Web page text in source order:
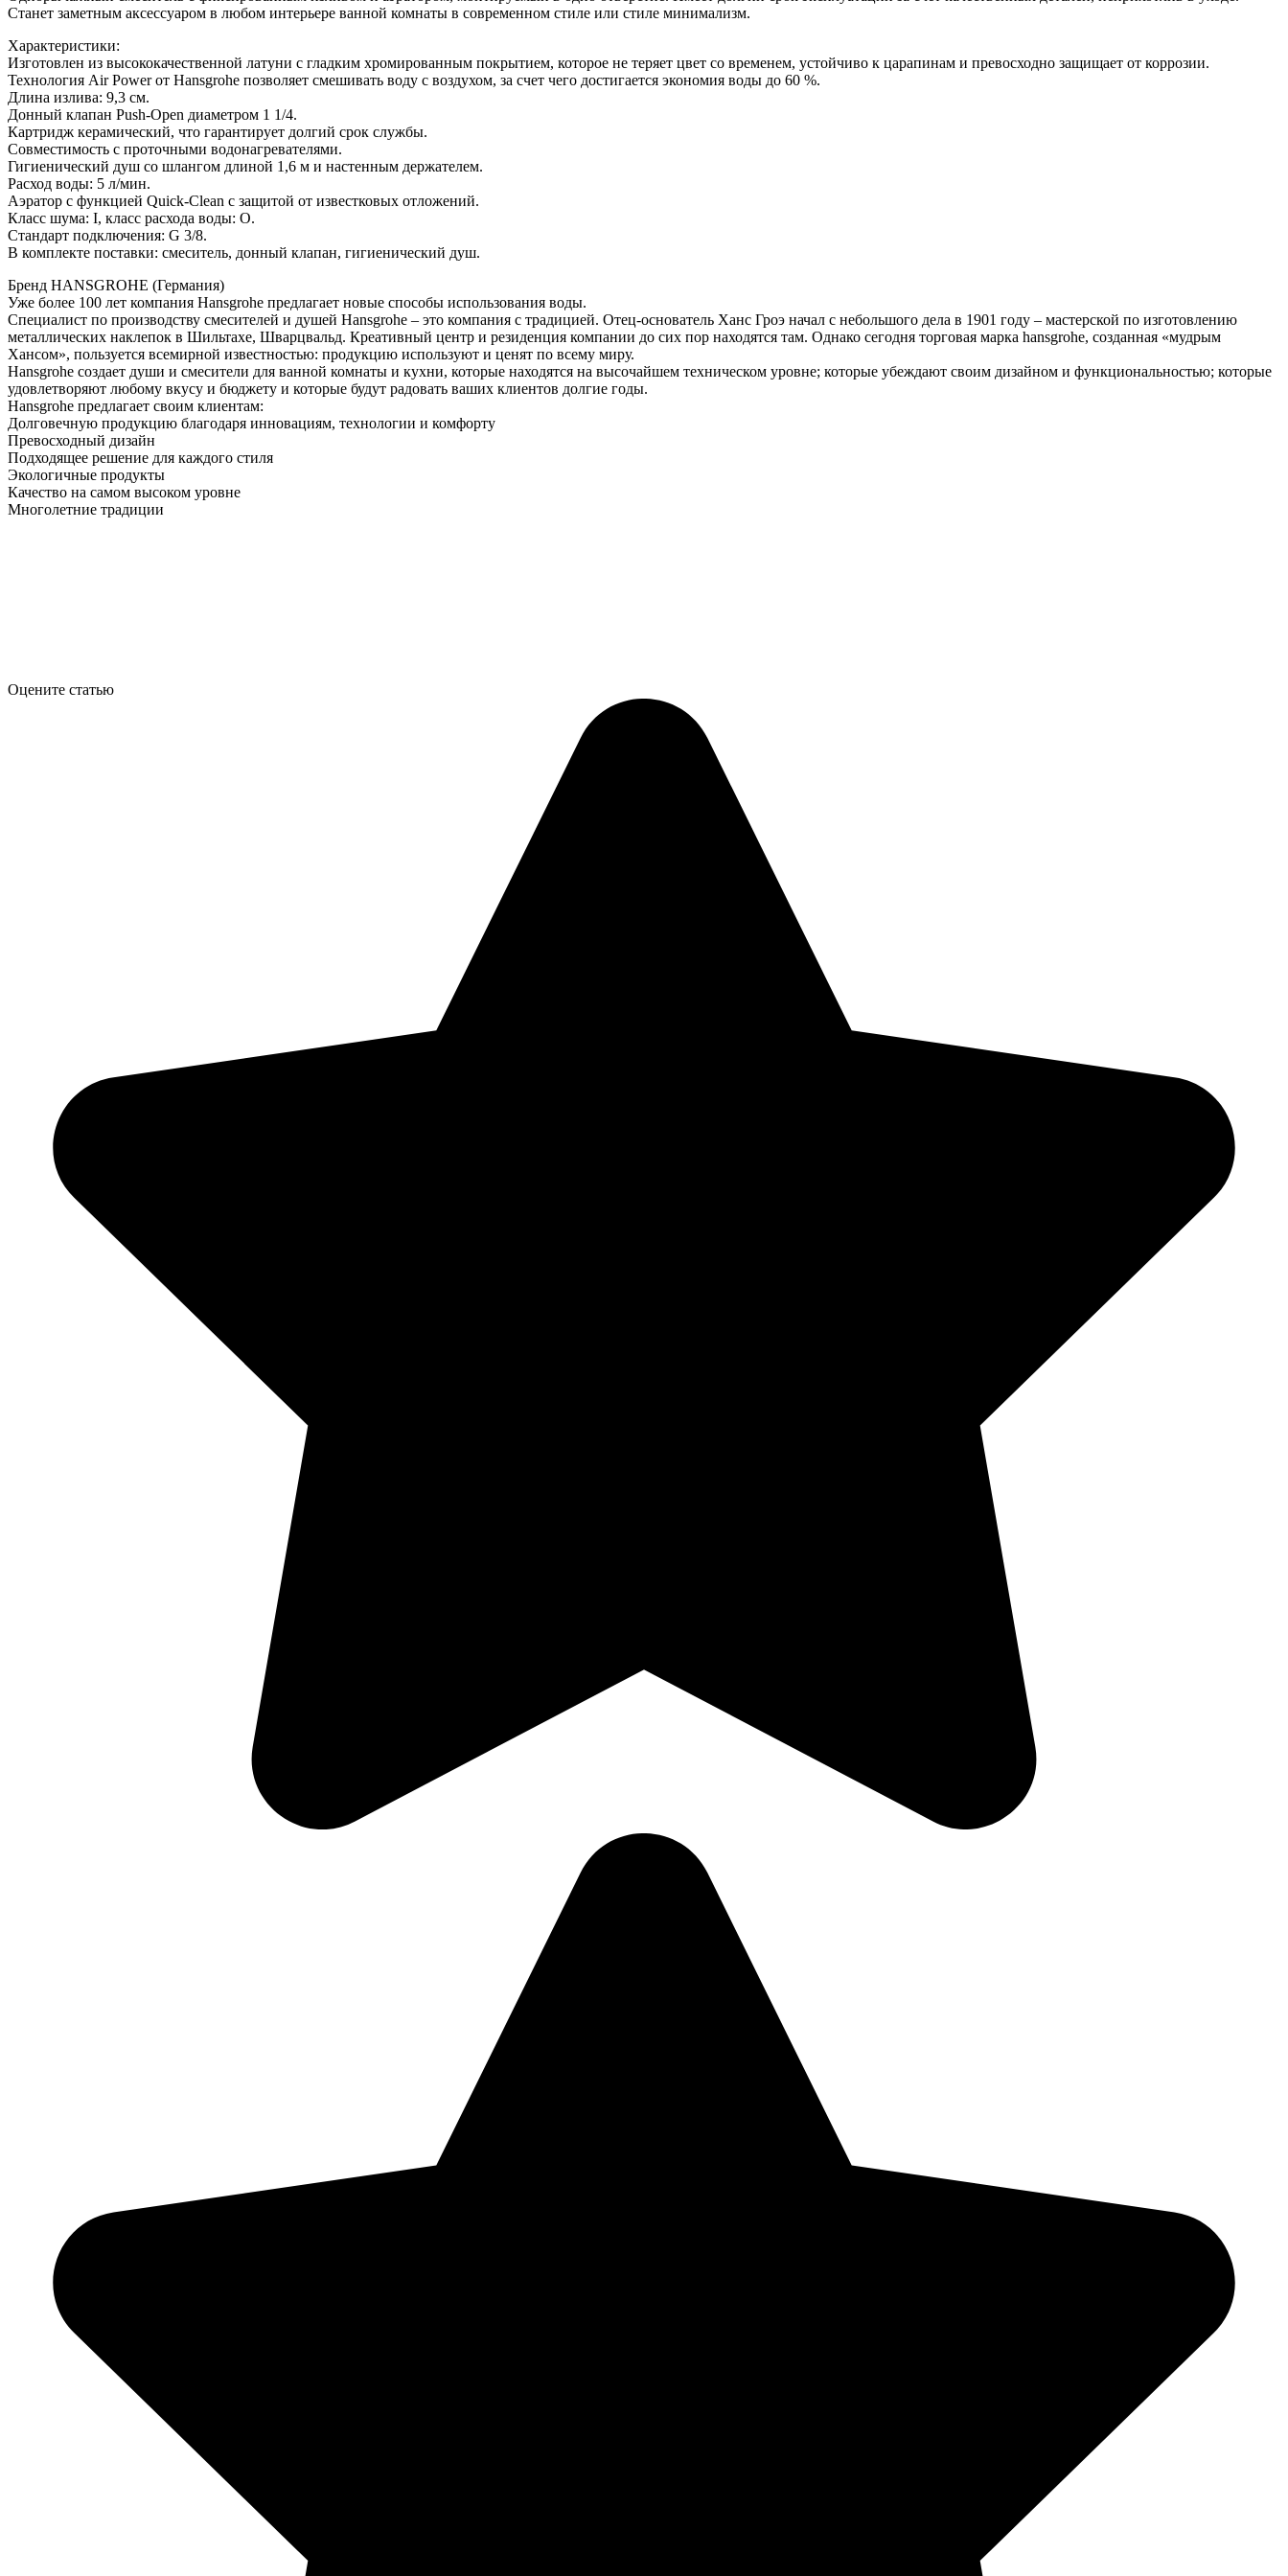
Станет заметным аксессуаром в любом интерьере ванной комнаты в современном стиле или стиле минимализм.
Характеристики:
Изготовлен из высококачественной латуни с гладким хромированным покрытием, которое не теряет цвет со временем, устойчиво к царапинам и превосходно защищает от коррозии.
Технология Air Power от Hansgrohe позволяет смешивать воду с воздухом, за счет чего достигается экономия воды до 60 %.
Длина излива: 9,3 см.
Донный клапан Push-Open диаметром 1 1/4.
Картридж керамический, что гарантирует долгий срок службы.
Совместимость с проточными водонагревателями.
Гигиенический душ со шлангом длиной 1,6 м и настенным держателем.
Расход воды: 5 л/мин.
Аэратор с функцией Quick-Clean с защитой от известковых отложений.
Класс шума: I, класс расхода воды: O.
Стандарт подключения: G 3/8.
В комплекте поставки: смеситель, донный клапан, гигиенический душ.
Бренд HANSGROHE (Германия)
Уже более 100 лет компания Hansgrohe предлагает новые способы использования воды.
Специалист по производству смесителей и душей Hansgrohe – это компания с традицией. Отец-основатель Ханс Гроэ начал с небольшого дела в 1901 году – мастерской по изготовлению
металлических наклепок в Шильтахе, Шварцвальд. Креативный центр и резиденция компании до сих пор находятся там. Однако сегодня торговая марка hansgrohe, созданная «мудрым
Хансом», пользуется всемирной известностью: продукцию используют и ценят по всему миру.
Hansgrohe создает души и смесители для ванной комнаты и кухни, которые находятся на высочайшем техническом уровне; которые убеждают своим дизайном и функциональностью; которые
удовлетворяют любому вкусу и бюджету и которые будут радовать ваших клиентов долгие годы.
Hansgrohe предлагает своим клиентам:
Долговечную продукцию благодаря инновациям, технологии и комфорту
Превосходный дизайн
Подходящее решение для каждого стиля
Экологичные продукты
Качество на самом высоком уровне
Многолетние традиции
Оцените статью